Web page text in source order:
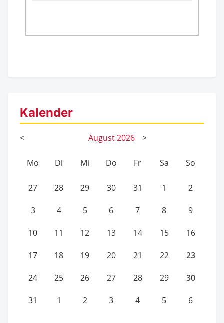
Kalender
< August2026 >
Mo Di Mi Do Fr Sa So
27 28 29 30 31 1 2
3 4 5 6 7 8 9
10 11 12 13 14 15 16
17 18 19 20 21 22 23
24 25 26 27 28 29 30
31 1 2 3 4 5 6